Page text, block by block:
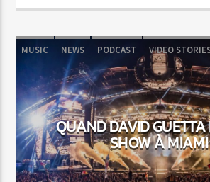
MUSIC NEWS PODCAST VIDEO
QUAND DAVID
SHOW À MIAMI